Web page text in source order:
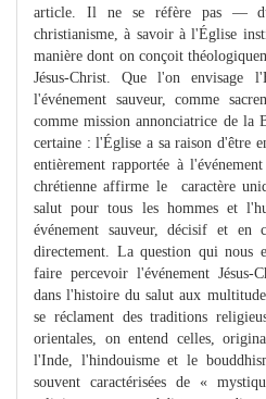
article. Il ne se réfère pas —
christianisme, à savoir à l'Église
manière dont on conçoit
Jésus-Christ. Que l'on envisage
l'événement sauveur, comme
comme mission annonciatrice de la
certaine : l'Église a sa raison d'être
entièrement rapportée à
chrétienne affirme le caractère
salut pour tous les hommes et
événement sauveur, décisif et
directement. La question qui nous
faire percevoir l'événement Jésus-
dans l'histoire du salut aux
se réclament des traditions
orientales, on entend celles,
l'Inde, l'hindouisme et le
souvent caractérisées de «